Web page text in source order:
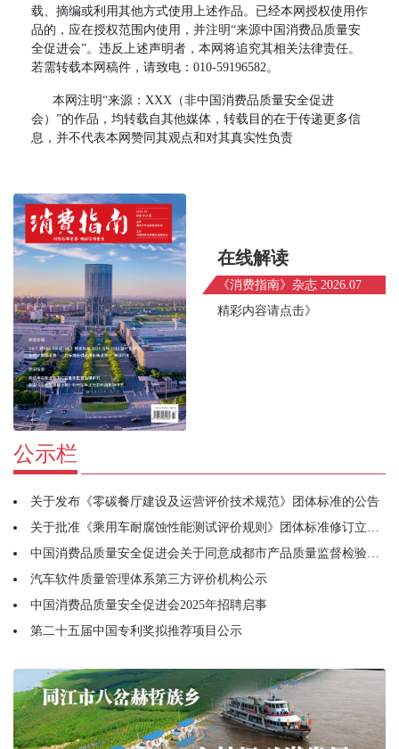
载、摘编或利用其他方式使用上述作品。已经本网授权使用作
品的，应在授权范围内使用，并注明“来源中国消费品质量安
全促进会”。违反上述声明者，本网将追究其相关法律责任。
若需转载本网稿件，请致电：010-59196582。
本网注明“来源：XXX（非中国消费品质量安全促进
会）”的作品，均转载自其他媒体，转载目的在于传递更多信
息，并不代表本网赞同其观点和对其真实性负责
在线解读
《消费指南》杂志 2026.07
精彩内容请点击》
公示栏
关于发布《零碳餐厅建设及运营评价技术规范》团体标准的公告
关于批准《乘用车耐腐蚀性能测试评价规则》团体标准修订立项的通知
中国消费品质量安全促进会关于同意成都市产品质量监督检验研究院牵头筹建宠物用品工作委员会的函
汽车软件质量管理体系第三方评价机构公示
中国消费品质量安全促进会2025年招聘启事
第二十五届中国专利奖拟推荐项目公示